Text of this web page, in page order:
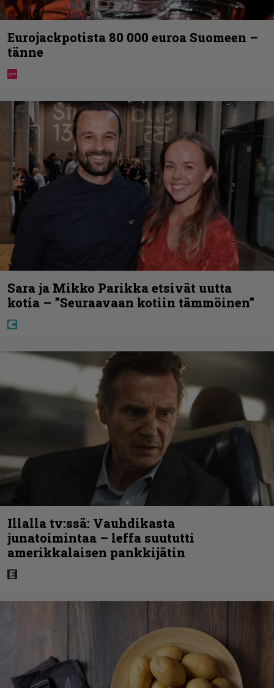
Eurojackpotista 80 000 euroa Suomeen –
tänne
Sara ja Mikko Parikka etsivät uutta
kotia – ”Seuraavaan kotiin tämmöinen”
Illalla tv:ssä: Vauhdikasta
junatoimintaa – leffa suututti
amerikkalaisen pankkijätin